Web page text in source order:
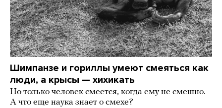
Шимпанзе и гориллы умеют смеяться как
люди, а крысы — хихикать
Но только человек смеется, когда ему не смешно.
А что еще наука знает о смехе?